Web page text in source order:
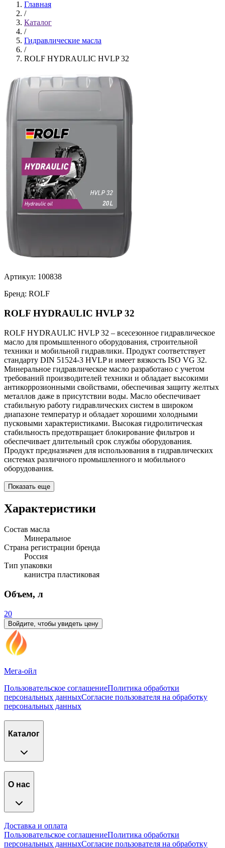
Главная
/
Каталог
/
Гидравлические масла
/
ROLF HYDRAULIC HVLP 32
Артикул: 100838
Бренд: ROLF
ROLF HYDRAULIC HVLP 32
ROLF HYDRAULIC HVLP 32 – всесезонное гидравлическое
масло для промышленного оборудования, строительной
техники и мобильной гидравлики. Продукт соответствует
стандарту DIN 51524-3 HVLP и имеет вязкость ISO VG 32.
Минеральное гидравлическое масло разработано с учетом
требований производителей техники и обладает высокими
антикоррозионными свойствами, обеспечивая защиту желтых
металлов даже в присутствии воды. Масло обеспечивает
стабильную работу гидравлических систем в широком
диапазоне температур и обладает хорошими холодными
пусковыми характеристиками. Высокая гидролитическая
стабильность предотвращает блокирование фильтров и
обеспечивает длительный срок службы оборудования.
Продукт предназначен для использования в гидравлических
системах различного промышленного и мобильного
оборудования.
Показать еще
Характеристики
Состав масла
Минеральное
Страна регистрации бренда
Россия
Тип упаковки
канистра пластиковая
Объем, л
20
Войдите, чтобы увидеть цену
Мега-ойл
Пользовательское соглашениеПолитика обработки
персональных данныхСогласие пользователя на обработку
персональных данных
Каталог
О нас
Доставка и оплата
Пользовательское соглашениеПолитика обработки
персональных данныхСогласие пользователя на обработку